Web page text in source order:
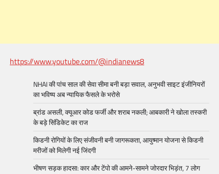
https://www.youtube.com/@indianews8
NHAI की पांच साल की सेवा सीमा बनी बड़ा सवाल, अनुभवी साइट इंजीनियरों
का भविष्य अब न्यायिक फैसले के भरोसे
ब्रांड असली, क्यूआर कोड फर्जी और शराब नकली; आबकारी ने खोला तस्करी
के बड़े सिंडिकेट का राज
किडनी रोगियों के लिए संजीवनी बनी जागरूकता, आयुष्मान योजना से किडनी
मरीजों को मिलेगी नई जिंदगी
भीषण सड़क हादसा: कार और टेंपो की आमने-सामने जोरदार भिड़ंत, 7 लोग